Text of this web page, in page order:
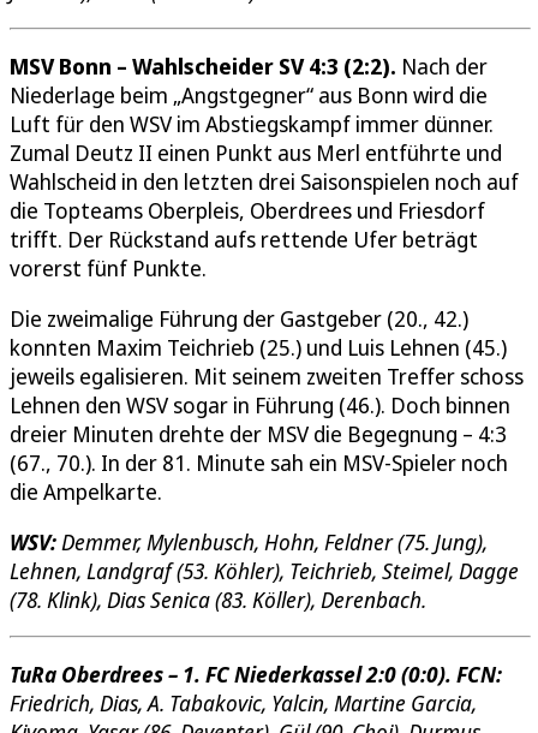
MSV Bonn – Wahlscheider SV 4:3 (2:2). Nach der
Niederlage beim „Angstgegner“ aus Bonn wird die
Luft für den WSV im Abstiegskampf immer dünner.
Zumal Deutz II einen Punkt aus Merl entführte und
Wahlscheid in den letzten drei Saisonspielen noch auf
die Topteams Oberpleis, Oberdrees und Friesdorf
trifft. Der Rückstand aufs rettende Ufer beträgt
vorerst fünf Punkte.
Die zweimalige Führung der Gastgeber (20., 42.)
konnten Maxim Teichrieb (25.) und Luis Lehnen (45.)
jeweils egalisieren. Mit seinem zweiten Treffer schoss
Lehnen den WSV sogar in Führung (46.). Doch binnen
dreier Minuten drehte der MSV die Begegnung – 4:3
(67., 70.). In der 81. Minute sah ein MSV-Spieler noch
die Ampelkarte.
WSV:Demmer, Mylenbusch, Hohn, Feldner (75. Jung),
Lehnen, Landgraf (53. Köhler), Teichrieb, Steimel, Dagge
(78. Klink), Dias Senica (83. Köller), Derenbach.
TuRa Oberdrees – 1. FC Niederkassel 2:0 (0:0). FCN:
Friedrich, Dias, A. Tabakovic, Yalcin, Martine Garcia,